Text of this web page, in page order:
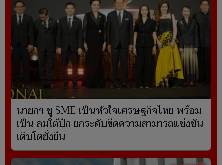
นายกฯ ชู SME เป็นหัวใจเศรษฐกิจไทย พร้อม
เป็น ลมใต้ปีก ยกระดับขีดความสามารถแข่งขัน
เติบโตยั่งยืน